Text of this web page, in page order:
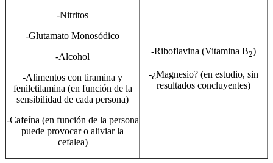
-Nitritos
-Glutamato Monosódico
-Alcohol
-Alimentos con tiramina y
feniletilamina (en función de la
sensibilidad de cada persona)
-Cafeína (en función de la persona
puede provocar o aliviar la
cefalea)
-Riboflavina (Vitamina B2)
-¿Magnesio? (en estudio, sin
resultados concluyentes)